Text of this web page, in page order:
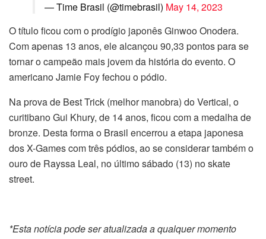
— Time Brasil (@timebrasil) May 14, 2023
O título ficou com o prodígio japonês Ginwoo Onodera.
Com apenas 13 anos, ele alcançou 90,33 pontos para se
tornar o campeão mais jovem da história do evento. O
americano Jamie Foy fechou o pódio.
Na prova de Best Trick (melhor manobra) do Vertical, o
curitibano Gui Khury, de 14 anos, ficou com a medalha de
bronze. Desta forma o Brasil encerrou a etapa japonesa
dos X-Games com três pódios, ao se considerar também o
ouro de Rayssa Leal, no último sábado (13) no skate
street.
*Esta notícia pode ser atualizada a qualquer momento